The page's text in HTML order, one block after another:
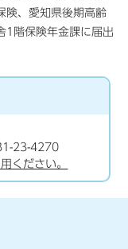
険、愛知県後期高齢
1階保険年金課に届出
23-4270
ください。